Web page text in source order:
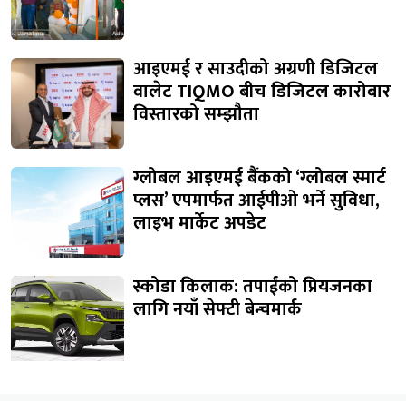
आइएमई र साउदीको अग्रणी डिजिटल
वालेट TIQMO बीच डिजिटल कारोबार
विस्तारको सम्झौता
ग्लोबल आइएमई बैंकको ‘ग्लोबल स्मार्ट
प्लस’ एपमार्फत आईपीओ भर्ने सुविधा,
लाइभ मार्केट अपडेट
स्कोडा किलाक: तपाईंको प्रियजनका
लागि नयाँ सेफ्टी बेन्चमार्क